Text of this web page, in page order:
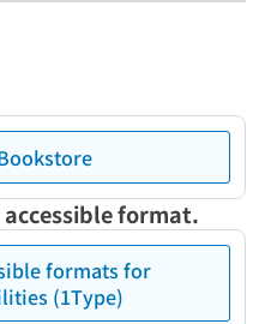
format.
formats for
(1Type)